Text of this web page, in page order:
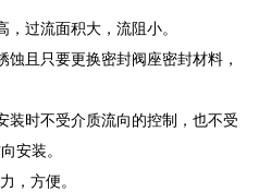
过流面积大，流阻小。
且只要更换密封阀座密封材料，
装时不受介质流向的控制，也不受
安装。
，方便。